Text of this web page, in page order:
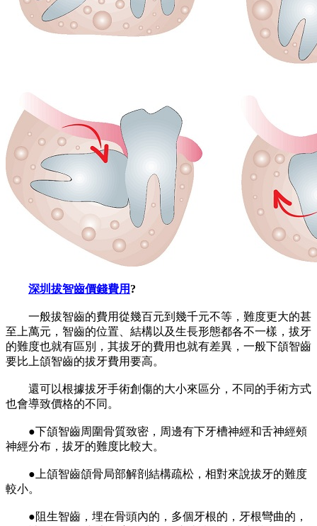
深圳拔智齒價錢費用 ?
一般拔智齒的費用從幾百元到幾千元不等，難度更大的甚
至上萬元，智齒的位置、結構以及生長形態都各不一樣，拔牙
的難度也就有區別，其拔牙的費用也就有差異，一般下頜智齒
要比上頜智齒的拔牙費用要高。
還可以根據拔牙手術創傷的大小來區分，不同的手術方式
也會導致價格的不同。
●下頜智齒周圍骨質致密，周邊有下牙槽神經和舌神經頰
神經分布，拔牙的難度比較大。
●上頜智齒頜骨局部解剖結構疏松，相對來說拔牙的難度
較小。
●阻生智齒，埋在骨頭內的，多個牙根的，牙根彎曲的，